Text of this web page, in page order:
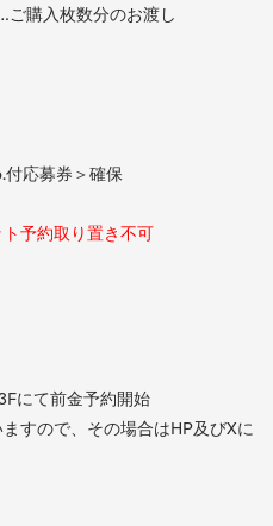
ご購入枚数分のお渡し
応募券＞確保
予約取り置き不可
にて前金予約開始
すので、その場合はHP及びXに